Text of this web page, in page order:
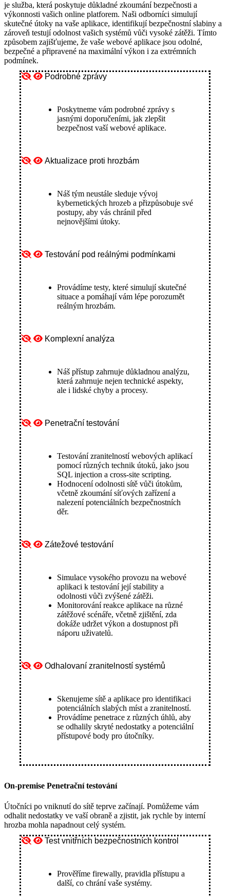
je služba, která poskytuje důkladné zkoumání bezpečnosti a
výkonnosti vašich online platforem. Naši odborníci simulují
skutečné útoky na vaše aplikace, identifikují bezpečnostní slabiny a
zároveň testují odolnost vašich systémů vůči vysoké zátěži. Tímto
způsobem zajišťujeme, že vaše webové aplikace jsou odolné,
bezpečné a připravené na maximální výkon i za extrémních
podmínek.
Podrobné zprávy
Poskytneme vám podrobné zprávy s
jasnými doporučeními, jak zlepšit
bezpečnost vaší webové aplikace.
Aktualizace proti hrozbám
Náš tým neustále sleduje vývoj
kybernetických hrozeb a přizpůsobuje své
postupy, aby vás chránil před
nejnovějšími útoky.
Testování pod reálnými podmínkami
Provádíme testy, které simulují skutečné
situace a pomáhají vám lépe porozumět
reálným hrozbám.
Komplexní analýza
Náš přístup zahrnuje důkladnou analýzu,
která zahrnuje nejen technické aspekty,
ale i lidské chyby a procesy.
Penetrační testování
Testování zranitelností webových aplikací
pomocí různých technik útoků, jako jsou
SQL injection a cross-site scripting.
Hodnocení odolnosti sítě vůči útokům,
včetně zkoumání síťových zařízení a
nalezení potenciálních bezpečnostních
děr.
Zátežové testování
Simulace vysokého provozu na webové
aplikaci k testování její stability a
odolnosti vůči zvýšené zátěži.
Monitorování reakce aplikace na různé
zátěžové scénáře, včetně zjištění, zda
dokáže udržet výkon a dostupnost při
náporu uživatelů.
Odhalovaní zranitelností systémů
Skenujeme sítě a aplikace pro identifikaci
potenciálních slabých míst a zranitelností.
Provádíme penetrace z různých úhlů, aby
se odhalily skryté nedostatky a potenciální
přístupové body pro útočníky.
On-premise Penetrační testování
Útočníci po vniknutí do sítě teprve začínají. Pomůžeme vám
odhalit nedostatky ve vaší obraně a zjistit, jak rychle by interní
hrozba mohla napadnout celý systém.
Test vnitřních bezpečnostních kontrol
Prověříme firewally, pravidla přístupu a
další, co chrání vaše systémy.